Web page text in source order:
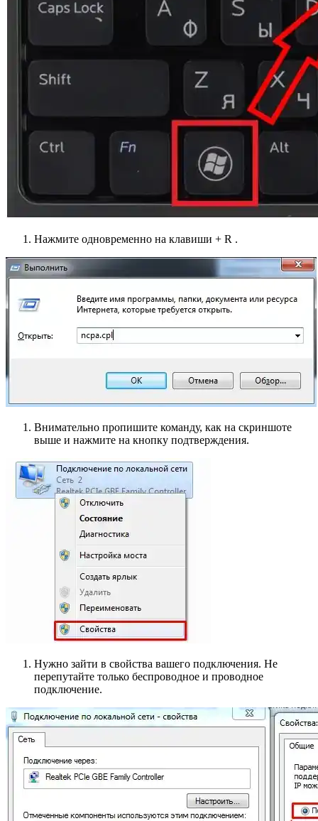
Нажмите одновременно на клавиши + R .
Внимательно пропишите команду, как на скриншоте
выше и нажмите на кнопку подтверждения.
Нужно зайти в свойства вашего подключения. Не
перепутайте только беспроводное и проводное
подключение.